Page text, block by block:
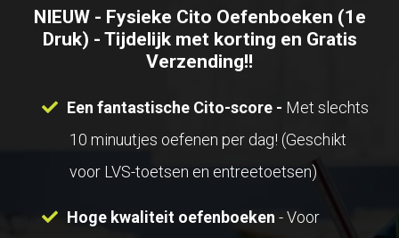
NIEUW - Fysieke Cito Oefenboeken (1e
Druk) - Tijdelijk met korting en Gratis
Verzending!!
Een fantastische Cito-score - Met slechts
10 minuutjes oefenen per dag! (Geschikt
voor LVS-toetsen en entreetoetsen)
Hoge kwaliteit oefenboeken - Voor